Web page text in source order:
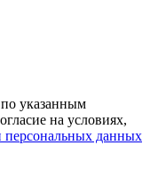
указанным
на условиях,
персональных данных